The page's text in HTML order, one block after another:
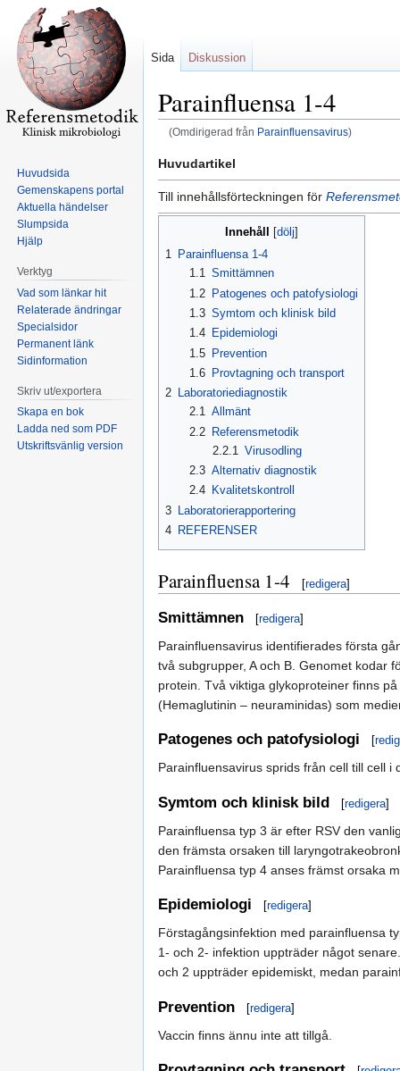
Parainfluensa 1-4
(Omdirigerad från Parainfluensavirus)
Hoppa
till
navigering
Hoppa
till
sök
Huvudartikel
Till innehållsförteckningen för
Innehåll
1 Parainfluensa 1-4
1.1 Smittämnen
1.2
Patogenes och patofysiologi
1.3 Symtom och klinisk bild
1.4
Epidemiologi
1.5 Prevention
1.6
Provtagning och transport
2 Laboratoriediagnostik
2.1 Allmänt
2.2 Referensmetodik
2.2.1
Virusodling
2.3 Alternativ diagnostik
2.4
Kvalitetskontroll
3 Laboratorierapportering
4 REFERENSER
Parainfluensa 1-4 [redigera]
Smittämnen [redigera]
Parainfluensavirus identifierades första
två subgrupper, A och B. Genomet kodar
protein. Två viktiga glykoproteiner finns
(Hemaglutinin – neuraminidas) som
Patogenes och patofysiologi [
Parainfluensavirus sprids från cell till cell
Symtom och klinisk bild [redigera]
Parainfluensa typ 3 är efter RSV den
den främsta orsaken till
Parainfluensa typ 4 anses främst orsaka
Epidemiologi [redigera]
Förstagångsinfektion med parainfluensa
1- och 2- infektion uppträder något
och 2 uppträder epidemiskt, medan
Prevention [redigera]
Vaccin finns ännu inte att tillgå.
Sida Diskussion
Huvudsida
Gemenskapens portal
Aktuella händelser
Slumpsida
Hjälp
Verktyg
Vad som länkar hit
Relaterade ändringar
Specialsidor
Permanent länk
Sidinformation
Skriv ut/exportera
Skapa en bok
Ladda ned som PDF
Utskriftsvänlig version